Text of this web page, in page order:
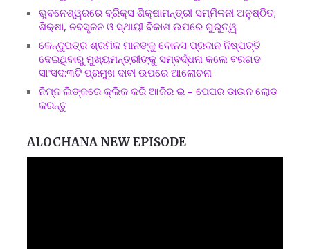
ଭୁବନେଶ୍ୱରରେ ବ୍ରିକ୍ସ ଶିକ୍ଷାମନ୍ତ୍ରୀ ସମ୍ମିଳନୀ ଅନୁଷ୍ଠିତ;
ଶିକ୍ଷା, ନବସୃଜନ ଓ ସ୍ଥାୟୀ ବିକାଶ ଉପରେ ଗୁରୁତ୍ୱ
କେନ୍ଦୁପତ୍ର ଶ୍ରମିକ ମାନଙ୍କୁ ବୋନସ ପ୍ରଦାନ ନିଷ୍ପତ୍ତି
ଦେଇଥିବାରୁ ମୁଖ୍ୟମନ୍ତ୍ରୀଙ୍କୁ ସମ୍ବର୍ଦ୍ଧନା କଲେ ବରଗଡ
ସାଂସଦ:୩ଟି ପ୍ରମୁଖ ଦାବୀ ଉପରେ ଆଲୋଚନା
ନିମ୍ନ ଲିଙ୍କରେ କ୍ଲିକ କରି ଆଜିର ଇ – ପେପର ଡାଉନ ଲୋଡ
କରନ୍ତୁ
ALOCHANA NEW EPISODE